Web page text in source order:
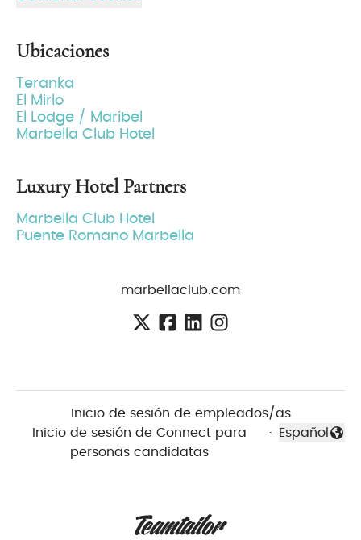
Ubicaciones
Teranka
El Mirlo
El Lodge / Maribel
Marbella Club Hotel
Luxury Hotel Partners
Marbella Club Hotel
Puente Romano Marbella
marbellaclub.com
Inicio de sesión de empleados/as
Inicio de sesión de Connect para
personas candidatas
·
Cambiar
Español